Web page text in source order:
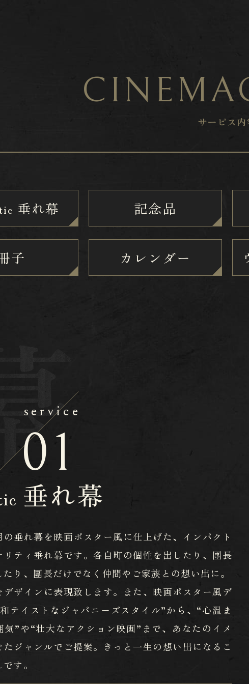
サービス内
垂れ幕 記念品
子 カレンダー
service
01
垂れ幕
の垂れ幕を映画ポスター風に仕上げた、インパクト
リティ垂れ幕です。各自町の個性を出したり、團長
り、團長だけでなく仲間やご家族との想い出に。
デザインに表現致します。また、映画ポスター風デ
テイストなジャパニーズスタイル”から、“心温ま
気”や“壮大なアクション映画”まで、あなたのイメ
たジャンルでご提案。きっと一生の想い出になるこ
す。